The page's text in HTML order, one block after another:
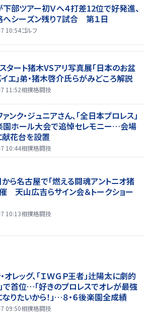
部ツアー初Ｖへ４打差12位で好発進、
シーズン残り７試合 第１日
10:54ゴルフ
タート猪木VSアリ写真展「日本のお盆
エ」弟・猪木啓介氏らがみどころ解説
11:52相撲格闘技
ァンク・ジュニアさん、「全日本プロレス」
園ホール大会で追悼セレモニー…会場
献花台を設置
10:44相撲格闘技
ら名古屋で「燃える闘魂アントニオ猪
天山広吉らサイン会＆トークショー
10:13相撲格闘技
オレッグ、「ＩＷＧＰ王者」辻陽太に劇的
で首位…「好きのプロレスでオレが最強
りたいから！」…８・６後楽園全成績
09:50相撲格闘技